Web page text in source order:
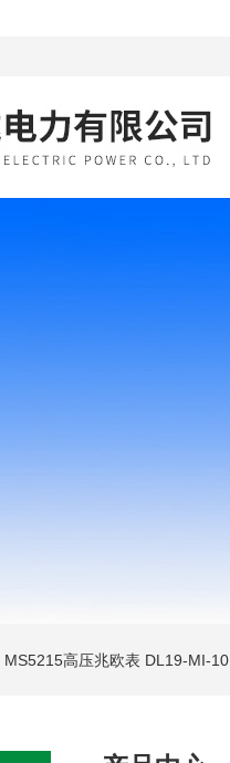
MS5215高压兆欧表 DL19-MI-